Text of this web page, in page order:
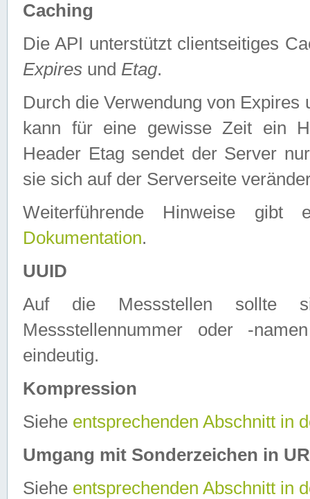
Caching
Die API unterstützt clientseitiges
Expires und Etag.
Durch die Verwendung von
kann für eine gewisse Zeit ein
Header Etag sendet der Server
sie sich auf der Serverseite
Weiterführende Hinweise
Dokumentation.
UUID
Auf die Messstellen sollte
Messstellennummer oder -
eindeutig.
Kompression
Siehe entsprechenden Abschnitt in
Umgang mit Sonderzeichen in
Siehe entsprechenden Abschnitt in